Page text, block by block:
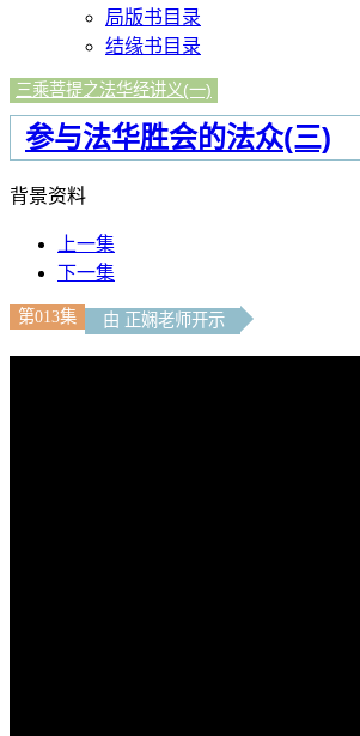
局版书目录
结缘书目录
三乘菩提之法华经讲义(一)
参与法华胜会的法众(三)
背景资料
上一集
下一集
第013集 由 正娴老师开示